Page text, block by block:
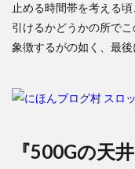
止める時間帯を考える頃
引けるかどうかの所で
象徴するがの如く、最後
『500Gの天井